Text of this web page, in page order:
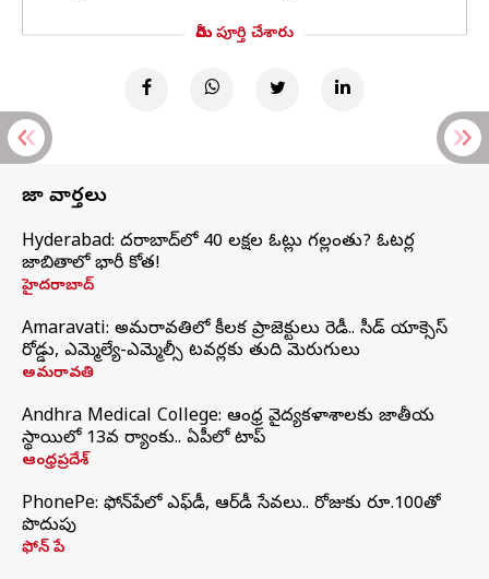
మీరు పూర్తి చేశారు
తాజా వార్తలు
Hyderabad: హైదరాబాద్‌లో 40 లక్షల ఓట్లు గల్లంతు? ఓటర్ల
జాబితాలో భారీ కోత!
హైదరాబాద్
Amaravati: అమరావతిలో కీలక ప్రాజెక్టులు రెడీ.. సీడ్‌ యాక్సెస్‌
రోడ్డు, ఎమ్మెల్యే-ఎమ్మెల్సీ టవర్లకు తుది మెరుగులు
అమరావతి
Andhra Medical College: ఆంధ్ర వైద్యకళాశాలకు జాతీయ
స్థాయిలో 13వ ర్యాంకు.. ఏపీలో టాప్
ఆంధ్రప్రదేశ్
PhonePe: ఫోన్‌పేలో ఎఫ్‌డీ, ఆర్‌డీ సేవలు.. రోజుకు రూ.100తో
పొదుపు
ఫోన్‌ పే